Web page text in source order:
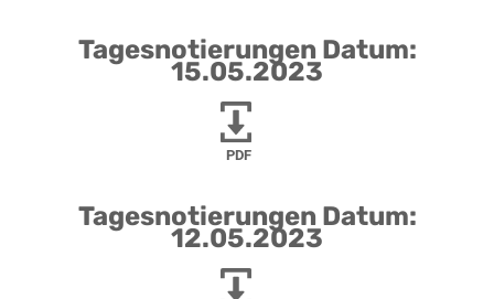
Tagesnotierungen Datum:
15.05.2023
PDF
Tagesnotierungen Datum:
12.05.2023